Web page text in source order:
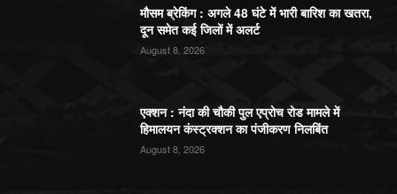
मौसम ब्रेकिंग : अगले 48 घंटे में भारी बारिश का खतरा,
दून समेत कई जिलों में अलर्ट
August 8, 2026
एक्शन : नंदा की चौकी पुल एप्रोच रोड मामले में
हिमालयन कंस्ट्रक्शन का पंजीकरण निलबिंत
August 8, 2026